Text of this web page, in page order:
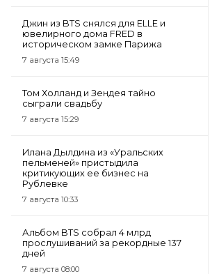
Джин из BTS снялся для ELLE и
ювелирного дома FRED в
историческом замке Парижа
7 августа 15:49
Том Холланд и Зендея тайно
сыграли свадьбу
7 августа 15:29
Илана Дылдина из «Уральских
пельменей» пристыдила
критикующих ее бизнес на
Рублевке
7 августа 10:33
Альбом BTS собрал 4 млрд
прослушиваний за рекордные 137
дней
7 августа 08:00